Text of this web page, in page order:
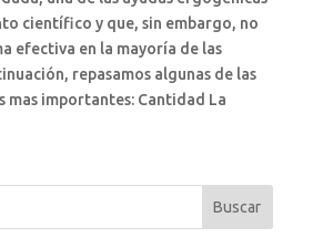
científico y que, sin embargo, no
efectiva en la mayoría de las
repasamos algunas de las
mas importantes: Cantidad La